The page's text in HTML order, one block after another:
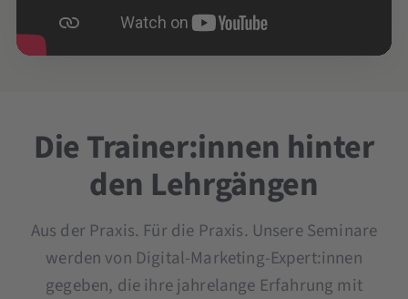
Die Trainer:innen hinter
den Lehrgängen
Aus der Praxis. Für die Praxis. Unsere Seminare
werden von Digital-Marketing-Expert:innen
gegeben, die ihre jahrelange Erfahrung mit